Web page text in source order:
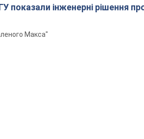
показали інженерні рішення
Макса"